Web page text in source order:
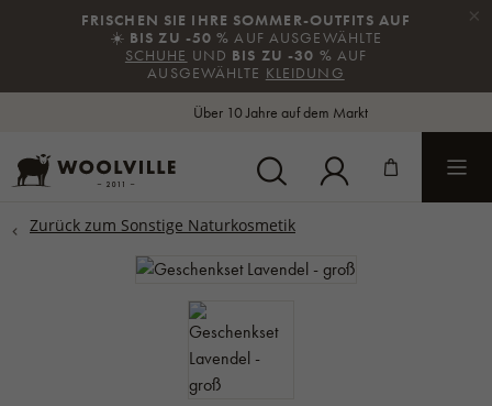
FRISCHEN SIE IHRE SOMMER-OUTFITS AUF
☀️ BIS ZU -50 % AUF AUSGEWÄHLTE
SCHUHE UND BIS ZU -30 % AUF
AUSGEWÄHLTE KLEIDUNG
×
Über 10 Jahre auf dem Markt
ZURÜCK
Alles in der Kategorie Shampoos
SONSTIGE SHAMPOOS
ZURÜCK
Alles in der Kategorie Cremes
HAUTCREMES
HANDCREMES
FUSS-/FERSENCREMES
ZURÜCK
Alles in der Kategorie Balsam und Salbe
PFERDEBALSAM
KÖRPERPFLEGEMILCH